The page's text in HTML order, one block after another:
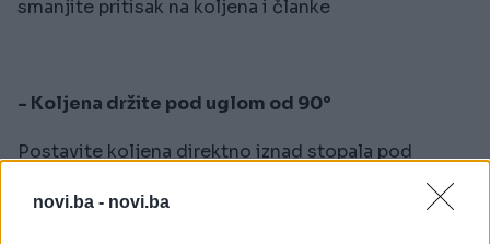
novi.ba - novi.ba
smanjite pritisak na koljena i članke
- Koljena držite pod uglom od 90°
Postavite koljena direktno iznad stopala pod
uglom od 90° - ovo će smanjiti pritisak na kičmu